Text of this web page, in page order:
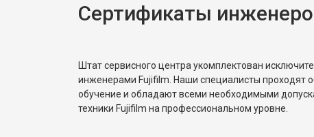
Сертификаты
Штат сервисного центра укомплектован
инженерами Fujifilm. Наши специалисты проходят
обучение и обладают всеми необходимыми
техники Fujifilm на профессиональном уровне.